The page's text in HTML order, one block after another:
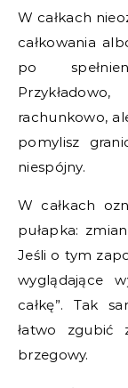
W całkach
całkowania
po
rachunkowo,
pomylisz
niespójny.
W całkach
pułapka:
Jeśli o tym
wyglądające
całkę”. Tak
łatwo zgubić
brzegowy.